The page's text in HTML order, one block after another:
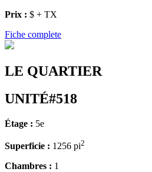
Prix : $ + TX
Fiche complete
LE QUARTIER
UNITÉ#518
Étage : 5e
Superficie : 1256 pi2
Chambres : 1